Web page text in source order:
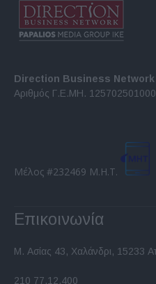
Direction Business Network
Αριθμός Γ.Ε.ΜΗ. 125702501000
Μέλος #232469 Μ.Η.Τ.
Επικοινωνία
Μ. Ασίας 43, Χαλάνδρι, 15233
210 77.12.400